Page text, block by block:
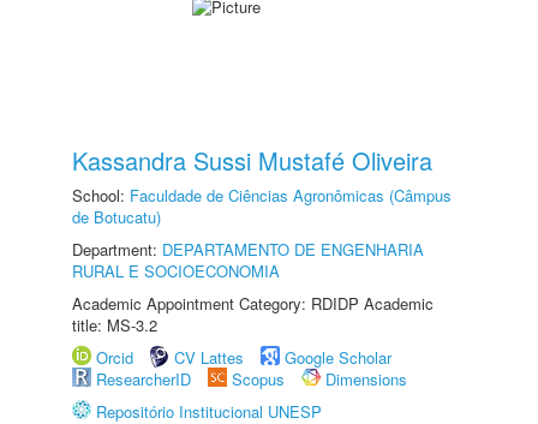
Kassandra Sussi Mustafé Oliveira
School: Faculdade de Ciências Agronômicas (Câmpus
de Botucatu)
Department: DEPARTAMENTO DE ENGENHARIA
RURAL E SOCIOECONOMIA
Academic Appointment Category: RDIDP Academic
title: MS-3.2
Orcid
CV Lattes
Google Scholar
ResearcherID
Scopus
Dimensions
Repositório Institucional UNESP